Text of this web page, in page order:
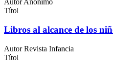
Autor Anónimo
Títol
Libros al alcance de los
Autor Revista Infancia
Títol